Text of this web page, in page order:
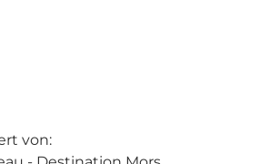
von: